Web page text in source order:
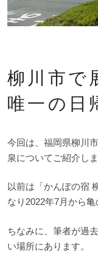
柳川市で
唯一の日
今回は、福岡県柳川
泉についてご紹介しま
以前は「かんぽの宿
なり2022年7月から亀
ちなみに、筆者が過
い場所にあります。